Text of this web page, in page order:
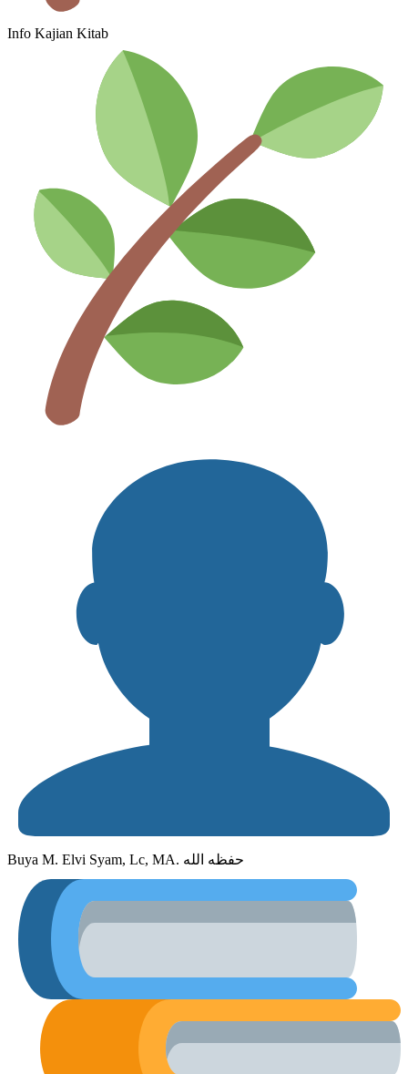
Info Kajian Kitab
Buya M. Elvi Syam, Lc, MA. حفظه الله